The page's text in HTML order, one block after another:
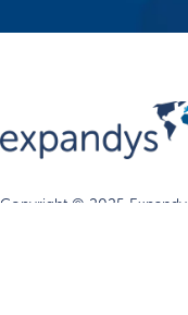
Copyright © 2025